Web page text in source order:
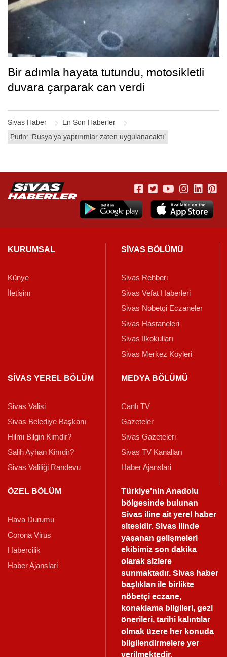
Sivas Haber
En Son Haberler
Putin: ‘Rusya’ya yaptırımlar zaten uygulanacaktı’
Bir adımla hayata tutundu, motosikletli
duvara çarparak can verdi
KURUMSAL
Künye
İletişim
SİVAS BÖLÜMÜ
Sivas Rehberi
Sivas Vefat Haberleri
Sivas Nöbetçi Eczaneler
Sivas Hastaneleri
Sivas İlkokulları
Sivas Merkez Köyleri
SİVAS YEREL BÖLÜM
Sivas Valisi
Sivas Belediye Başkanı
Hilmi Bilgin Kimdir?
Salih Ayhan Kimdir?
Sivas Valiliği Randevu
MEDYA BÖLÜMÜ
Canlı TV
Gazeteler
Sivas Gazeteleri
Sivas TV Kanalları
Haber Ajanslari
ÖZEL BÖLÜM
Hava Durumu
Corona Virüs
Habercilik
Haber Ajanslari
Türkiye'nin Anadolu
bölgesinde bulunan
Sivas iline ait yerel haber
sitesidir. Sivas ilinde
yaşanan gelişmeleri
ekibimiz son dakika
olarak sizlere
sunmaktadır.Sivas haber
başlıkları ile birlikte
nöbetçi eczane,
konaklama bilgileri, gezi
önerileri, tarihi kalıntılar
olmak üzere her konuda
bilgilendirmelere yer